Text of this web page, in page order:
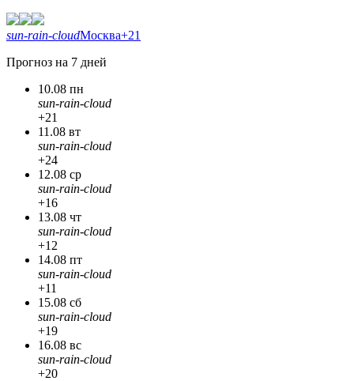
sun-rain-cloudМосква+21
Прогноз на 7 дней
10.08 пн
sun-rain-cloud
+21
11.08 вт
sun-rain-cloud
+24
12.08 ср
sun-rain-cloud
+16
13.08 чт
sun-rain-cloud
+12
14.08 пт
sun-rain-cloud
+11
15.08 сб
sun-rain-cloud
+19
16.08 вс
sun-rain-cloud
+20